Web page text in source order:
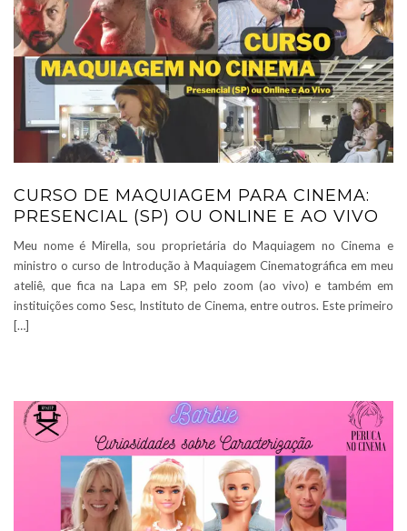
CURSO DE MAQUIAGEM PARA CINEMA:
PRESENCIAL (SP) OU ONLINE E AO VIVO
Meu nome é Mirella, sou proprietária do Maquiagem no Cinema e
ministro o curso de Introdução à Maquiagem Cinematográfica em meu
ateliê, que fica na Lapa em SP, pelo zoom (ao vivo) e também em
instituições como Sesc, Instituto de Cinema, entre outros. Este primeiro
[…]